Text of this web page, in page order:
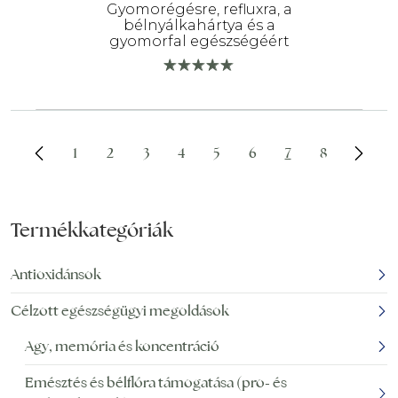
Gyomorégésre, refluxra, a
bélnyálkahártya és a
gyomorfal egészségéért
1 2 3 4 5 6 7 8
Termékkategóriák
Antioxidánsok
Célzott egészségügyi megoldások
Agy, memória és koncentráció
Emésztés és bélflóra támogatása (pro- és